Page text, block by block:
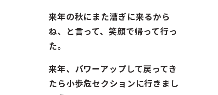
来年の秋にまた漕ぎに来るから
ね、と言って、笑顔で帰って行っ
た。
来年、パワーアップして戻ってき
たら小歩危セクションに行きまし